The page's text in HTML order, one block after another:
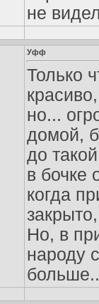
не
Уфф
Только
но...
домой,
до
в бочке
когда
Но, в
народу